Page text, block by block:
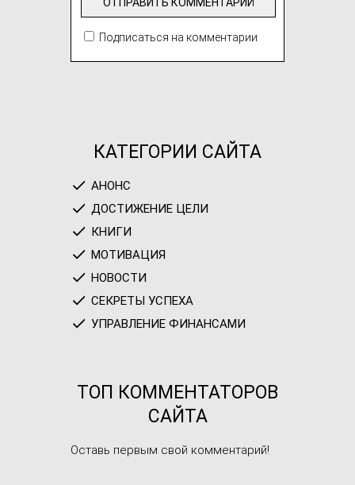
Подписаться на комментарии
КАТЕГОРИИ САЙТА
АНОНС
ДОСТИЖЕНИЕ ЦЕЛИ
КНИГИ
МОТИВАЦИЯ
НОВОСТИ
СЕКРЕТЫ УСПЕХА
УПРАВЛЕНИЕ ФИНАНСАМИ
ТОП КОММЕНТАТОРОВ
САЙТА
Оставь первым свой комментарий!